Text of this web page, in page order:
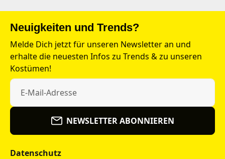
Neuigkeiten und Trends?
Melde Dich jetzt für unseren Newsletter an und
erhalte die neuesten Infos zu Trends & zu unseren
Kostümen!
NEWSLETTER ABONNIEREN
Datenschutz